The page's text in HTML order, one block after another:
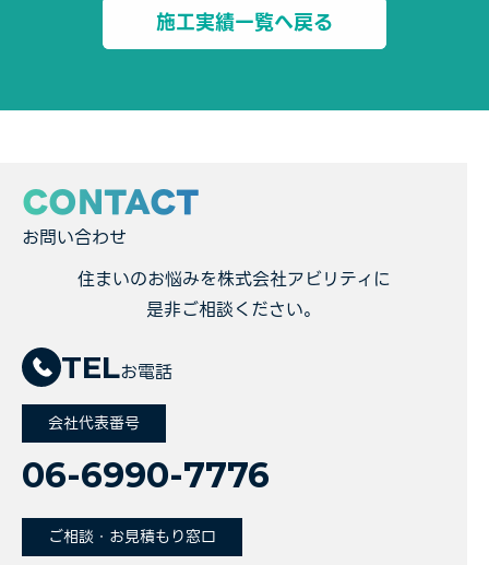
施工実績一覧へ戻る
CONTACT
お問い合わせ
住まいのお悩みを株式会社アビリティに
是非ご相談ください。
TELお電話
会社代表番号
06-6990-7776
ご相談・お見積もり窓口